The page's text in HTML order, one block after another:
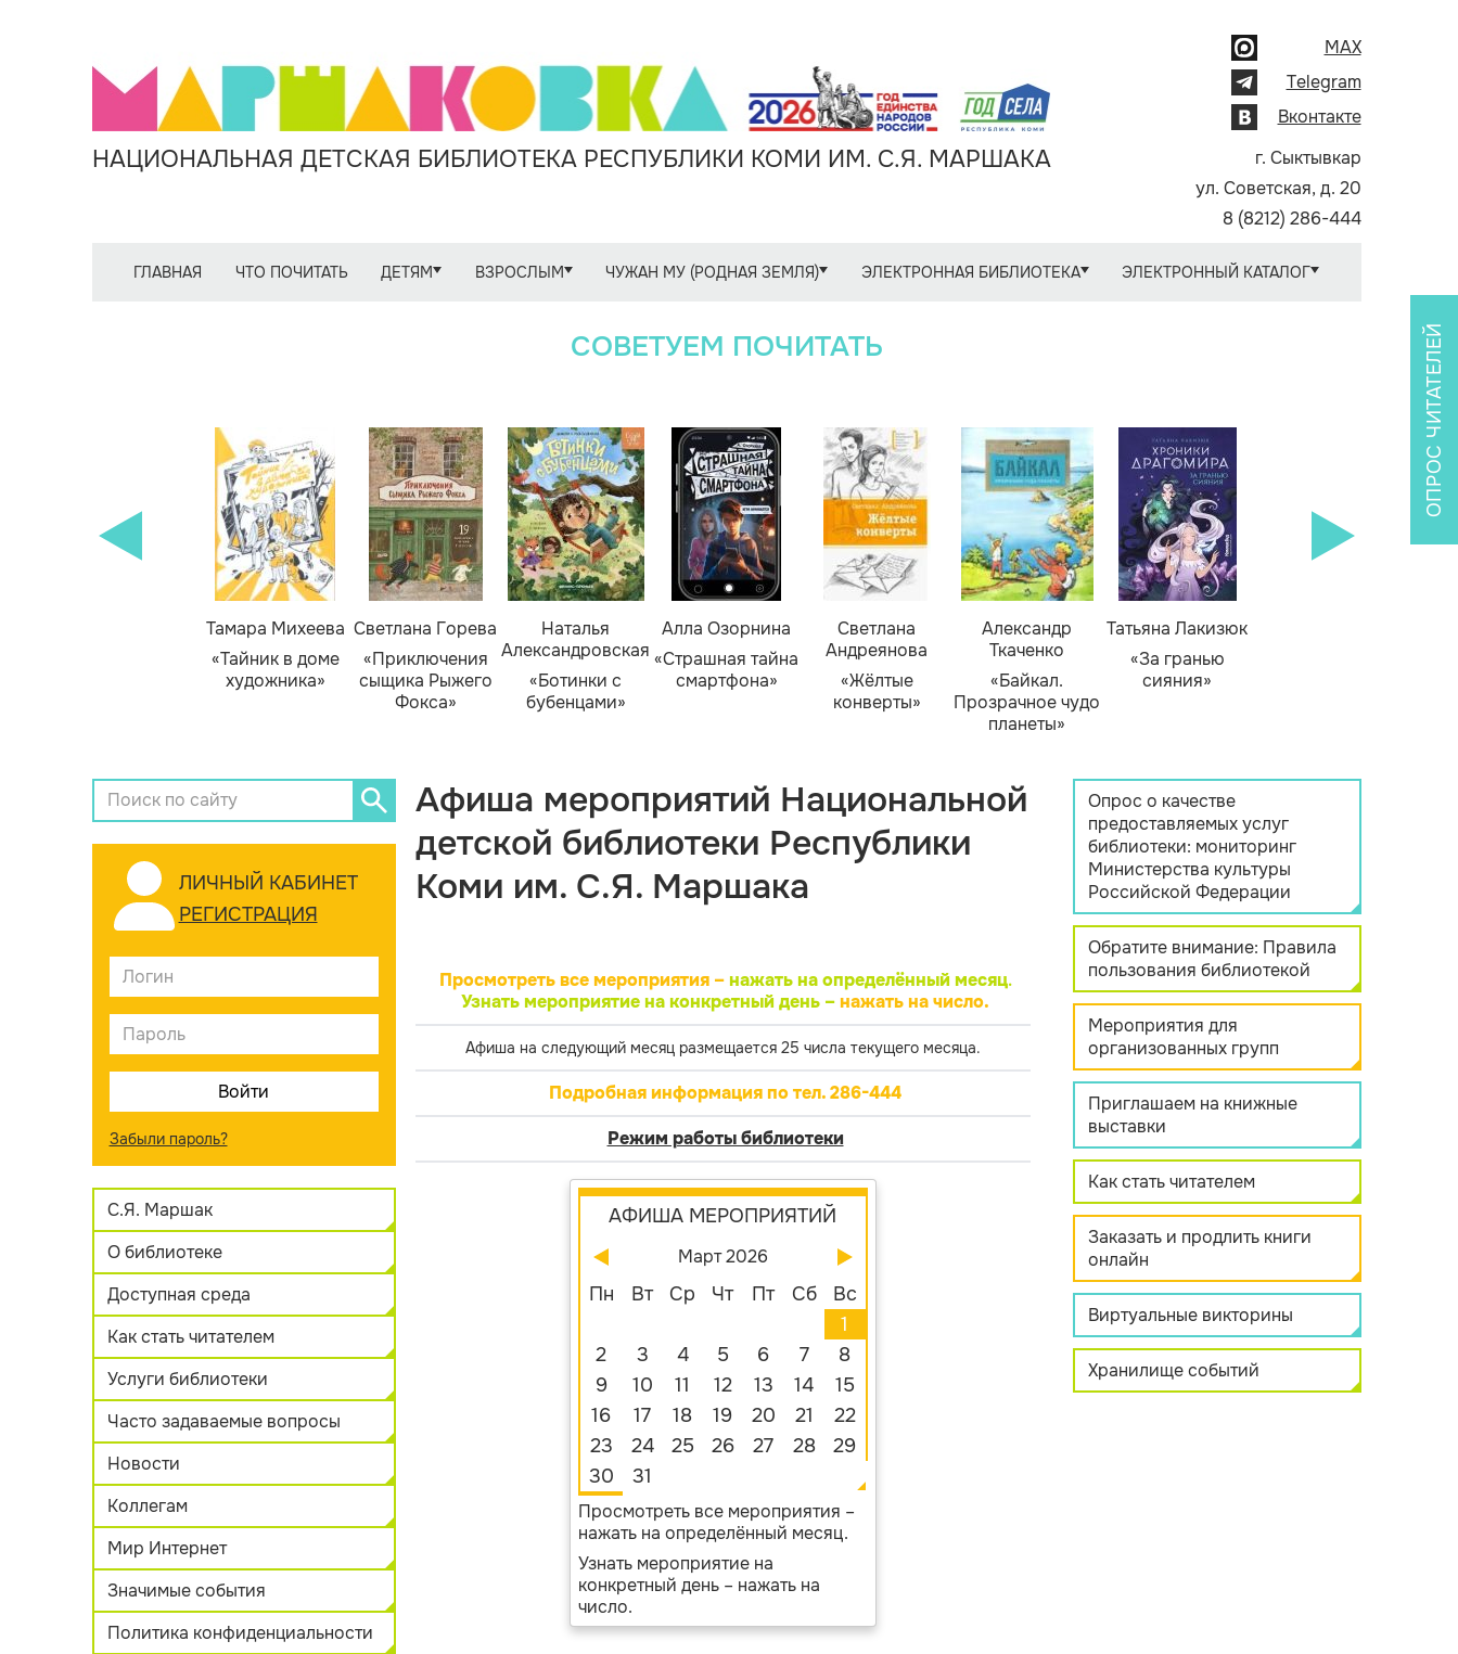
НАЦИОНАЛЬНАЯ ДЕТСКАЯ БИБЛИОТЕКА РЕСПУБЛИКИ КОМИ ИМ. С.Я. МАРШАКА
MAX
Telegram
Вконтакте
г. Сыктывкар
ул. Советская, д. 20
8 (8212) 286-444
ГЛАВНАЯ ЧТО ПОЧИТАТЬ ДЕТЯМ ВЗРОСЛЫМ ЧУЖАН МУ (РОДНАЯ ЗЕМЛЯ) ЭЛЕКТРОННАЯ БИБЛИОТЕКА ЭЛЕКТРОННЫЙ КАТАЛОГ
СОВЕТУЕМ ПОЧИТАТЬ
Тамара Михеева
«Тайник в доме
художника»
Светлана Горева
«Приключения
сыщика Рыжего
Фокса»
Наталья
Александровская
«Ботинки с
бубенцами»
Алла Озорнина
«Страшная тайна
смартфона»
Светлана
Андреянова
«Жёлтые
конверты»
Александр
Ткаченко
«Байкал.
Прозрачное чудо
планеты»
Татьяна Лакизюк
«За гранью
сияния»
ЛИЧНЫЙ КАБИНЕТ
РЕГИСТРАЦИЯ
Забыли пароль?
С.Я. Маршак
О библиотеке
Доступная среда
Как стать читателем
Услуги библиотеки
Часто задаваемые вопросы
Новости
Коллегам
Мир Интернет
Значимые события
Политика конфиденциальности
Афиша мероприятий Национальной
детской библиотеки Республики
Коми им. С.Я. Маршака
Просмотреть все мероприятия – нажать на определённый месяц.
Узнать мероприятие на конкретный день –нажать на число.
Афиша на следующий месяц размещается 25 числа текущего месяца.
Подробная информация по тел. 286-444
Режим работы библиотеки
АФИША МЕРОПРИЯТИЙ
Март 2026
Пн Вт Ср Чт Пт Сб
Вс
1
2
3 4 5 6 7
8
9
10 11 12 13 14
15
16
17 18 19 20 21
22
23
24 25 26 27 28
29
30
31
Просмотреть все мероприятия –
нажать на определённый месяц.
Узнать мероприятие на
конкретный день – нажать на
число.
ОПРОС ЧИТАТЕЛЕЙ
Опрос о качестве
предоставляемых услуг
библиотеки: мониторинг
Министерства культуры
Российской Федерации
Обратите внимание: Правила
пользования библиотекой
Мероприятия для
организованных групп
Приглашаем на книжные
выставки
Как стать читателем
Заказать и продлить книги
онлайн
Виртуальные викторины
Хранилище событий